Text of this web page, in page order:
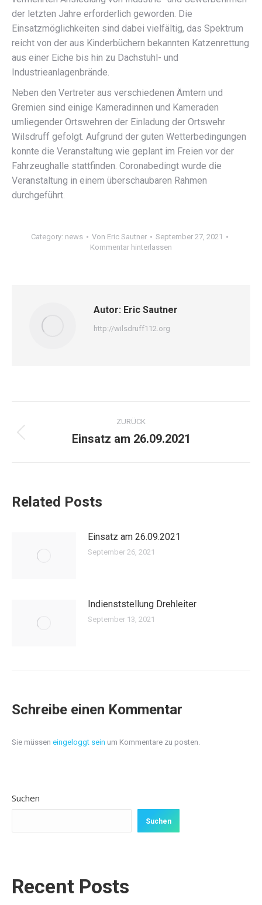
der letzten Jahre erforderlich geworden. Die
Einsatzmöglichkeiten sind dabei vielfältig, das Spektrum
reicht von der aus Kinderbüchern bekannten Katzenrettung
aus einer Eiche bis hin zu Dachstuhl- und
Industrieanlagenbrände.
Neben den Vertreter aus verschiedenen Ämtern und
Gremien sind einige Kameradinnen und Kameraden
umliegender Ortswehren der Einladung der Ortswehr
Wilsdruff gefolgt. Aufgrund der guten Wetterbedingungen
konnte die Veranstaltung wie geplant im Freien vor der
Fahrzeughalle stattfinden. Coronabedingt wurde die
Veranstaltung in einem überschaubaren Rahmen
durchgeführt.
Category: news Von Eric Sautner
September 27, 2021
Kommentar hinterlassen
Autor: Eric Sautner
http://wilsdruff112.org
ZURÜCK
Einsatz am 26.09.2021
Related Posts
Einsatz am 26.09.2021
September 26, 2021
Indienststellung Drehleiter
September 13, 2021
Schreibe einen Kommentar
Sie müssen eingeloggt sein um Kommentare zu posten.
Suchen
Suchen
Recent Posts